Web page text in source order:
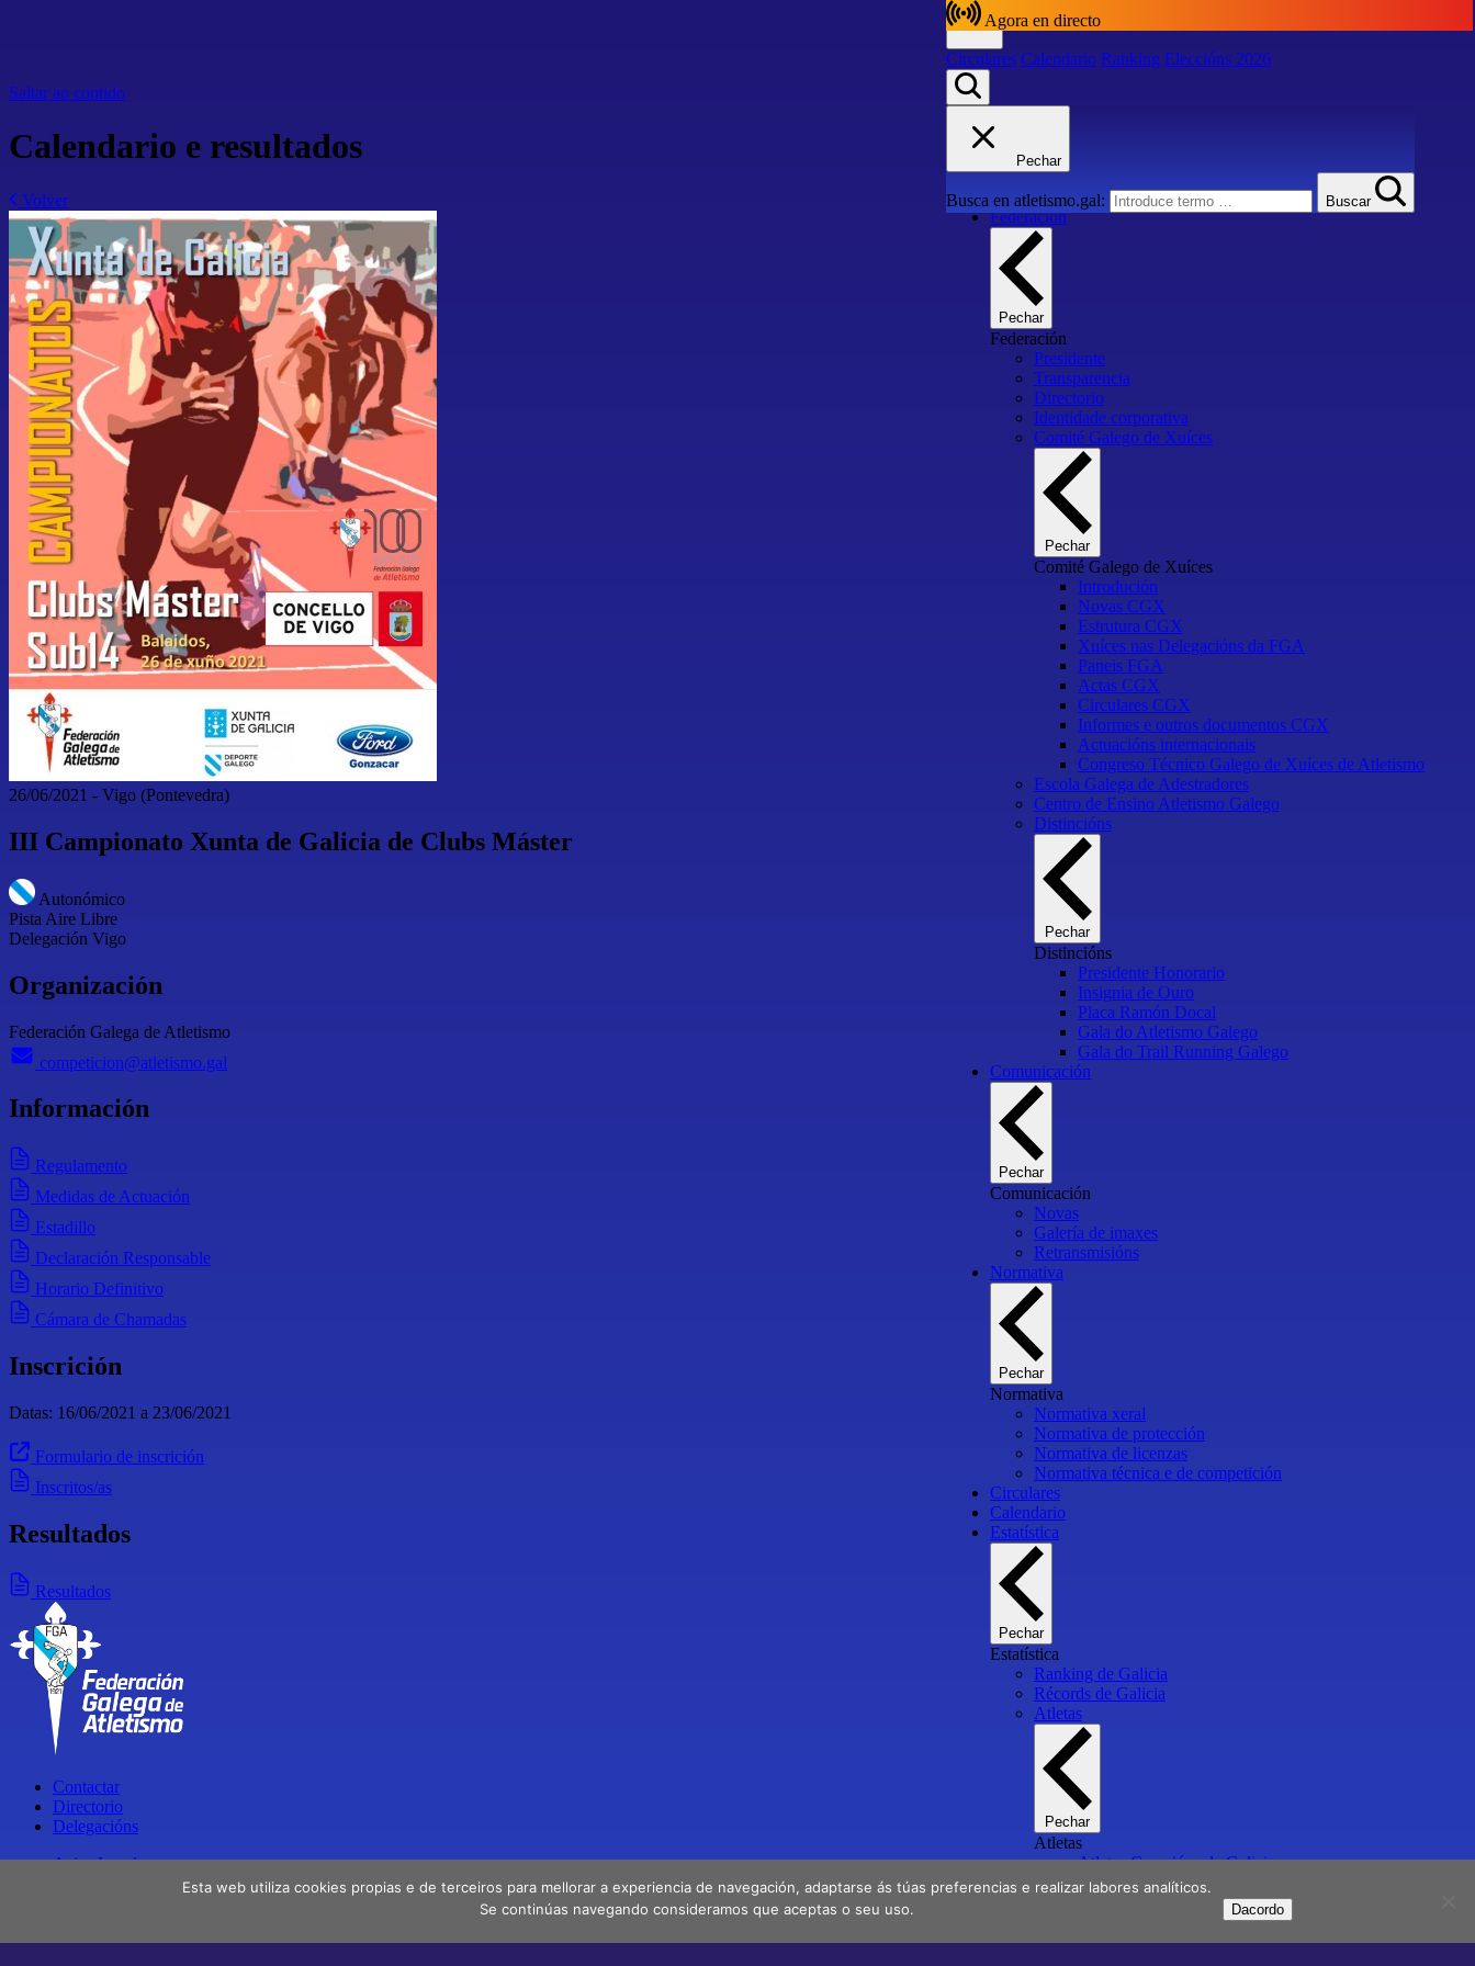
Saltar ao contido
Circulares Calendario Ranking Eleccións 2026
Pechar
Busca en atletismo.gal: Buscar
Calendario
Inicio
Federación
Pechar
Federación
Presidente
Transparencia
Directorio
Identidade corporativa
Comité Galego de Xuíces
Pechar
Comité Galego de Xuíces
Introdución
Novas CGX
Estrutura CGX
Xuíces nas Delegacións da FGA
Paneis FGA
Actas CGX
Circulares CGX
Informes e outros documentos CGX
Actuacións internacionais
Congreso Técnico Galego de Xuíces de Atletismo
Escola Galega de Adestradores
Centro de Ensino Atletismo Galego
Distincións
Pechar
Distincións
Presidente Honorario
Insignia de Ouro
Placa Ramón Docal
Gala do Atletismo Galego
Gala do Trail Running Galego
Comunicación
Pechar
Comunicación
Novas
Galería de imaxes
Retransmisións
Normativa
Pechar
Normativa
Normativa xeral
Normativa de protección
Normativa de licenzas
Normativa técnica e de competición
Circulares
Calendario
Estatística
Pechar
Estatística
Ranking de Galicia
Récords de Galicia
Atletas
Pechar
Atletas
Atletas Campións de Galicia
Atletas medallistas e finalistas en Campionatos de España
Atletas galegos internacionais
Atletas galegos Olímpicos
Clubs
Agora en directo
Calendario e resultados
Volver
26/06/2021 - Vigo (Pontevedra)
III Campionato Xunta de Galicia de Clubs Máster
Autonómico
Pista Aire Libre
Delegación Vigo
Organización
Federación Galega de Atletismo
competicion@atletismo.gal
Información
Regulamento
Medidas de Actuación
Estadillo
Declaración Responsable
Horario Definitivo
Cámara de Chamadas
Inscrición
Datas: 16/06/2021 a 23/06/2021
Formulario de inscrición
Inscritos/as
Resultados
Resultados
Contactar
Directorio
Delegacións
Aviso Legal
Política de privacidadeEsta web utiliza cookies propias e de terceiros para mellorar a experiencia de navegación, adaptarse ás túas preferencias e realizar labores analíticos.
Se continúas navegando consideramos que aceptas o seu uso.
Dacordo